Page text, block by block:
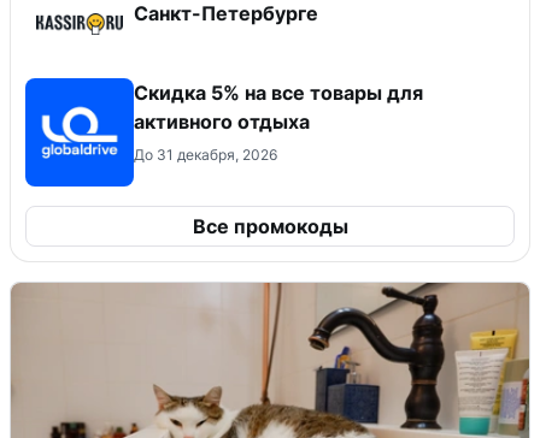
Санкт-Петербурге
Скидка 5% на все товары для
активного отдыха
До 31 декабря, 2026
Все промокоды